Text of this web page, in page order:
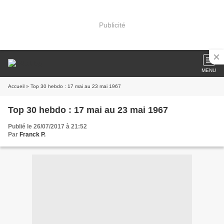
Publicité
MENU
Accueil » Top 30 hebdo : 17 mai au 23 mai 1967
Top 30 hebdo : 17 mai au 23 mai 1967
Publié le 26/07/2017 à 21:52
Par Franck P.